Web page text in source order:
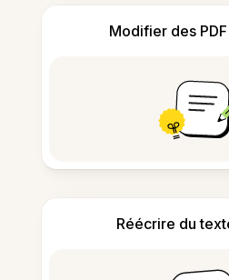
Modifier des
Réécrire du